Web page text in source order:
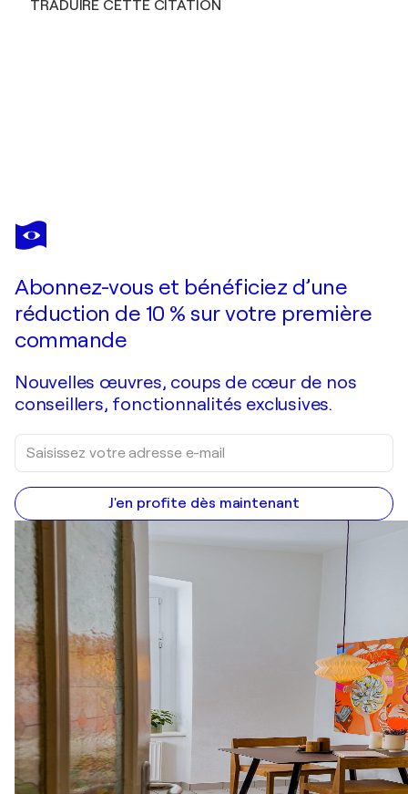
TRADUIRE CETTE CITATION
MIKHAIL
BARANOVSKIY
Je passe commande
Abonnez-vous et bénéficiez d’une
réduction de 10 % sur votre première
commande
Nouvelles œuvres, coups de cœur de nos
conseillers, fonctionnalités exclusives.
J'en profite dès maintenant